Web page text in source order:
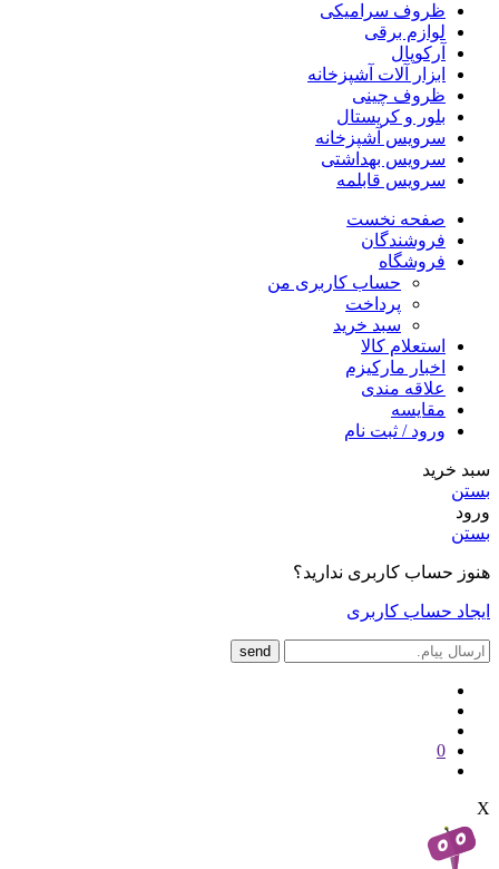
ظروف سرامیکی
لوازم برقی
آرکوپال
ابزار آلات آشپزخانه
ظروف چینی
بلور و کریستال
سرویس آشپزخانه
سرویس بهداشتی
سرویس قابلمه
صفحه نخست
فروشندگان
فروشگاه
حساب کاربری من
پرداخت
سبد خرید
استعلام کالا
اخبار مارکیزم
علاقه مندی
مقایسه
ورود / ثبت نام
سبد خرید
بستن
ورود
بستن
هنوز حساب کاربری ندارید؟
ایجاد حساب کاربری
send
0
X